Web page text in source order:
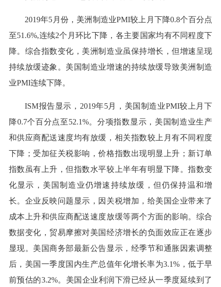
2019年5月份，美洲制造业PMI较上月下降0.8个百分点
至51.6%,连续2个月环比下降，各主要国家均有不同程度下
降。综合指数变化，美洲制造业虽保持增长，但增速呈现
持续放缓迹象。美国制造业增速的持续放缓导致美洲制造
业PMI连续下降。
ISM报告显示，2019年5月，美国制造业PMI较上月下
降0.7个百分点至52.1%。分项指数显示，美国制造业生产
和供应商配送速度均有放缓，相关指数较上月有不同程度
下降；受加征关税影响，价格指数出现明显上升；新订单
指数虽有上升，但指数水平较上半年有明显下降。指数变
化显示，美国制造业仍增速持续放缓，但仍保持温和增
长。企业反映问题显示，因关税增加，给美国企业带来了
成本上升和供应商配送速度放缓等两个方面的影响。综合
数据变化，贸易摩擦对美国经济增长的负面效应正在逐步
显现。美国商务部最新公告显示，经季节和通胀因素调整
后，美国一季度国内生产总值年化增长率为3.1%，低于早
前预估的3.2%。美国企业利润下滑已经从一季度延续到了